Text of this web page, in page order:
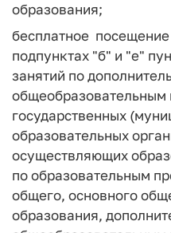
образования;
бесплатное
подпунктах "б" и "е"
занятий по
общеобразовательным
государственных
образовательных
осуществляющих
по образовательным
общего, основного
образования,